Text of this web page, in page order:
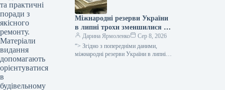
та практичні
поради з
якісного
ремонту.
Матеріали
видання
допомагають
орієнтуватися
в
будівельному
заходи…
Міжнародні резерви України
в липні трохи зменшилися –
до 51,2 мільярда доларів
Дарина Ярмоленко
Сер 8, 2026
“> Згідно з попередніми даними,
міжнародні резерви України в липні